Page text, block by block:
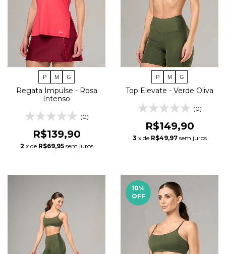
P M G
Regata Impulse - Rosa
Intenso
(0)
R$139,90
2 x de R$69,95 sem juros
P M G
Top Elevate - Verde Oliva
(0)
R$149,90
3 x de R$49,97 sem juros
10%
OFF